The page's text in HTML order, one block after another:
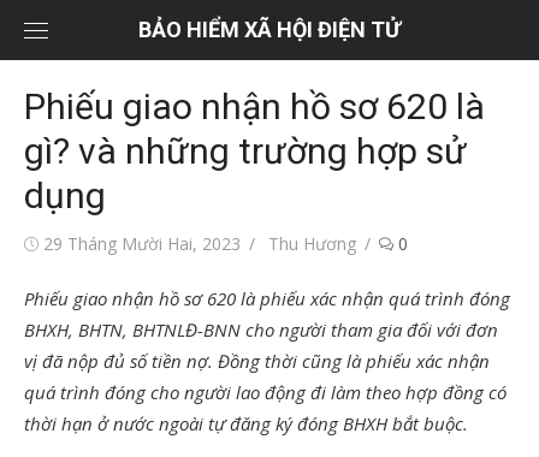
dung
BẢO HIỂM XÃ HỘI ĐIỆN TỬ
Phiếu giao nhận hồ sơ 620 là
gì? và những trường hợp sử
dụng
Đăng29 Tháng Mười Hai, 2023
Tác
Thu Hương 0
Phiếu giao nhận hồ sơ 620 là phiếu xác nhận quá trình đóng
BHXH, BHTN, BHTNLĐ-BNN cho người tham gia đối với đơn
vị đã nộp đủ số tiền nợ. Đồng thời cũng là phiếu xác nhận
quá trình đóng cho người lao động đi làm theo hợp đồng có
thời hạn ở nước ngoài tự đăng ký đóng BHXH bắt buộc.